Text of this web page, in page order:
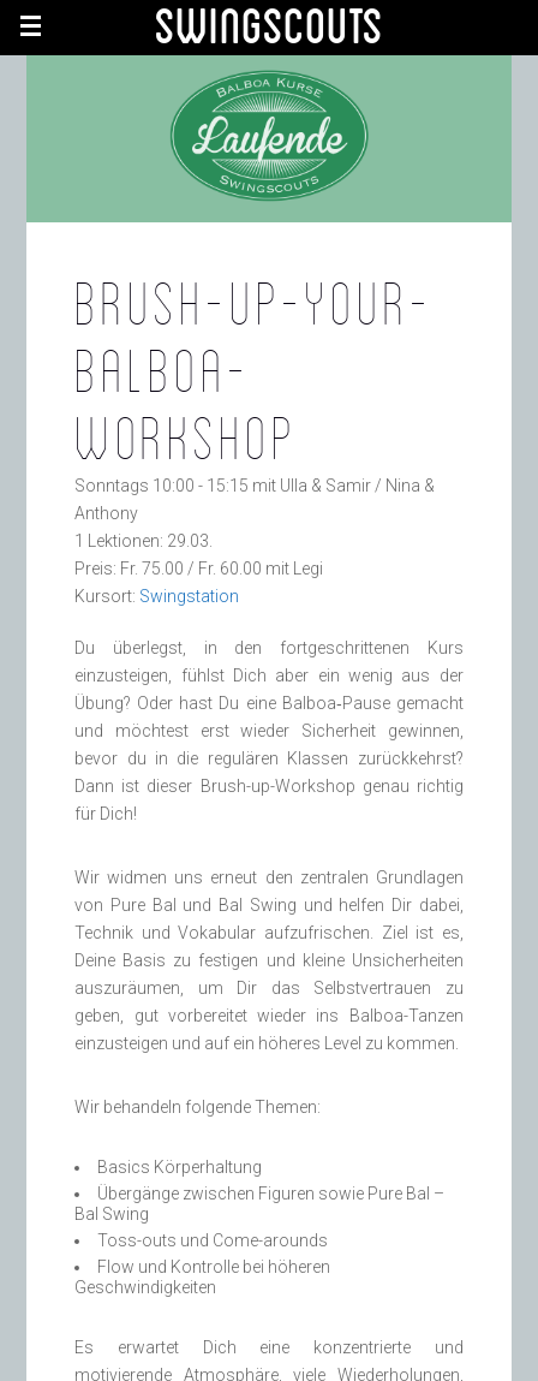
Swingscouts
BRUSH-UP-YOUR-
BALBOA-
WORKSHOP
Sonntags 10:00 - 15:15 mit Ulla & Samir / Nina &
Anthony
1 Lektionen: 29.03.
Preis: Fr. 75.00 / Fr. 60.00 mit Legi
Kursort: Swingstation
Du überlegst, in den fortgeschrittenen Kurs
einzusteigen, fühlst Dich aber ein wenig aus der
Übung? Oder hast Du eine Balboa‑Pause gemacht
und möchtest erst wieder Sicherheit gewinnen,
bevor du in die regulären Klassen zurückkehrst?
Dann ist dieser Brush-up-Workshop genau richtig
für Dich!
Wir widmen uns erneut den zentralen Grundlagen
von Pure Bal und Bal Swing und helfen Dir dabei,
Technik und Vokabular aufzufrischen. Ziel ist es,
Deine Basis zu festigen und kleine Unsicherheiten
auszuräumen, um Dir das Selbstvertrauen zu
geben, gut vorbereitet wieder ins Balboa-Tanzen
einzusteigen und auf ein höheres Level zu kommen.
Wir behandeln folgende Themen:
Basics Körperhaltung
Übergänge zwischen Figuren sowie Pure Bal –
Bal Swing
Toss-outs und Come-arounds
Flow und Kontrolle bei höheren
Geschwindigkeiten
Es erwartet Dich eine konzentrierte und
motivierende Atmosphäre, viele Wiederholungen,